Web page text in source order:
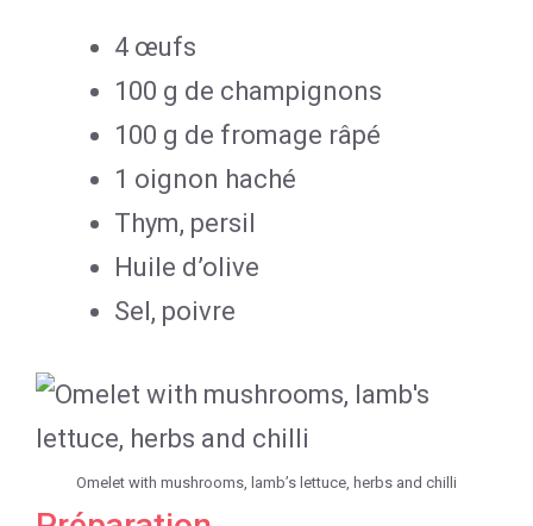
4 œufs
100 g de champignons
100 g de fromage râpé
1 oignon haché
Thym, persil
Huile d’olive
Sel, poivre
Omelet with mushrooms, lamb’s lettuce, herbs and chilli